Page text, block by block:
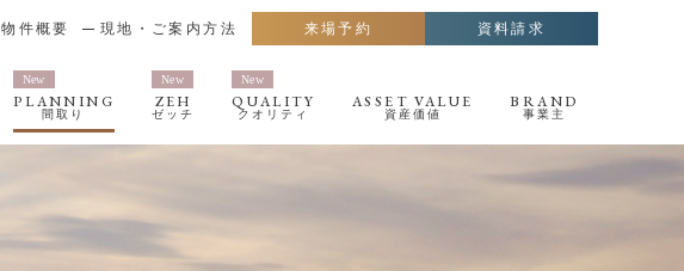
物件概要 現地・ご案内方法 来場予約 資料請求
PLANNING
間取り
ZEH
ゼッチ
QUALITY
クオリティ
ASSET VALUE
資産価値
BRAND
事業主